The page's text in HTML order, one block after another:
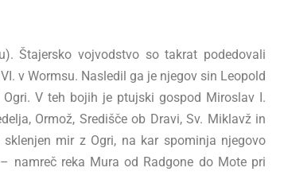
Štajersko vojvodstvo so takrat podedovali
v Wormsu. Nasledil ga je njegov sin Leopold
V teh bojih je ptujski gospod Miroslav I.
Ormož, Središče ob Dravi, Sv. Miklavž in
mir z Ogri, na kar spominja njegovo
namreč reka Mura od Radgone do Mote pri